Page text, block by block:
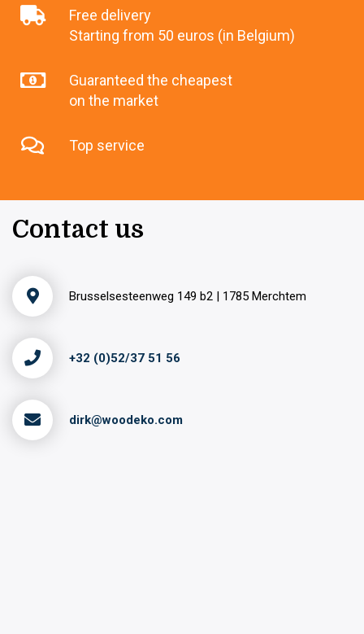
Free delivery
Starting from 50 euros (in Belgium)
Guaranteed the cheapest
on the market
Top service
Contact us
Brusselsesteenweg 149 b2 | 1785 Merchtem
+32 (0)52/37 51 56
dirk@woodeko.com